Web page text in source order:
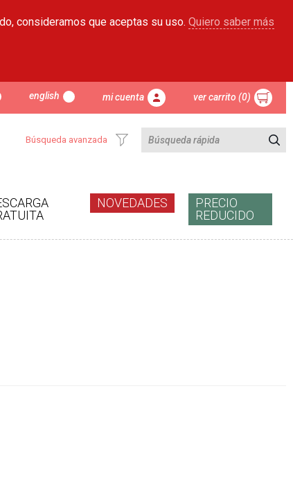
consideramos que aceptas su uso. Quiero saber más
english mi cuenta ver carrito (0)
Búsqueda avanzada
NOVEDADES
PRECIO
REDUCIDO